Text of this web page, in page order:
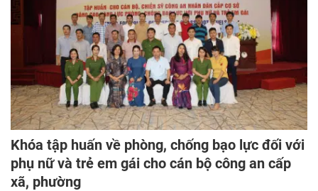
Khóa tập huấn về phòng, chống bạo lực đối với
phụ nữ và trẻ em gái cho cán bộ công an cấp
xã, phường